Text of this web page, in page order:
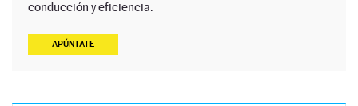
conducción y eficiencia.
APÚNTATE